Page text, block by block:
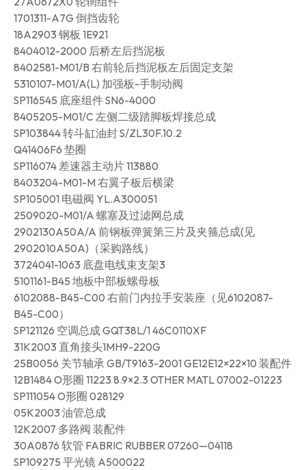
1701311-A7G 倒挡齿轮
18A2903 钢板 1E921
8404012-2000 后桥左后挡泥板
8402581-M01/B 右前轮后挡泥板左后固定支架
5310107-M01/A(L) 加强板-手制动阀
SP116545 底座组件 SN6-4000
8405205-M01/C 左侧二级踏脚板焊接总成
SP103844 转斗缸油封 S/ZL30F.10.2
Q41406F6 垫圈
SP116074 差速器主动片 113880
8403204-M01-M 右翼子板后横梁
SP105001 电磁阀 YL.A300051
2509020-M01/A 螺塞及过滤网总成
2902130A50A/A 前钢板弹簧第三片及夹箍总成(见
2902010A50A)（采购路线）
3724041-1063 底盘电线束支架3
5101161-B45 地板中部板螺母板
6102088-B45-C00 右前门内拉手安装座（见6102087-
B45-C00）
SP121126 空调总成 GQT38L/1 46C0110XF
31K2003 直角接头1MH9-220G
25B0056 关节轴承 GB/T9163-2001 GE12E12×22×10 装配件
12B1484 O形圈 11223 8.9×2.3 OTHER MATL 07002-01223
SP111054 O形圈 028129
05K2003 油管总成
12K2007 多路阀 装配件
30A0876 软管 FABRIC RUBBER 07260—04118
SP109275 平光镜 A500022